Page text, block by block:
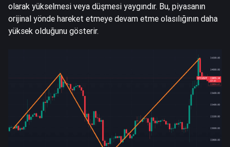
olarak yükselmesi veya düşmesi yaygındır. Bu, piyasanın
orijinal yönde hareket etmeye devam etme olasılığının daha
yüksek olduğunu gösterir.